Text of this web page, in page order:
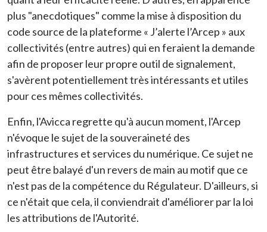
plus "anecdotiques" comme la mise à disposition du
code source de la plateforme « J’alerte l’Arcep » aux
collectivités (entre autres) qui en feraient la demande
afin de proposer leur propre outil de signalement,
s'avèrent potentiellement très intéressants et utiles
pour ces mêmes collectivités.
Enfin, l'Avicca regrette qu'à aucun moment, l'Arcep
n'évoque le sujet de la souveraineté des
infrastructures et services du numérique. Ce sujet ne
peut être balayé d'un revers de main au motif que ce
n'est pas de la compétence du Régulateur. D'ailleurs, si
ce n'était que cela, il conviendrait d'améliorer par la loi
les attributions de l'Autorité.